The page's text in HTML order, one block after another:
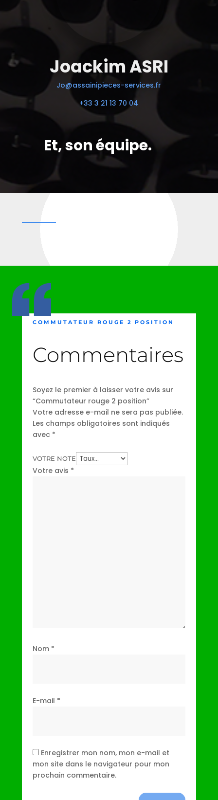
Joackim ASRI
Jo@assainipieces-services.fr
+33 3 21 13 70 04
Et, son équipe.
COMMUTATEUR ROUGE 2 POSITION
Commentaires
Soyez le premier à laisser votre avis sur
“Commutateur rouge 2 position”
Votre adresse e-mail ne sera pas publiée.
Les champs obligatoires sont indiqués
avec *
VOTRE NOTE
Votre avis *
Nom *
E-mail *
Enregistrer mon nom, mon e-mail et
mon site dans le navigateur pour mon
prochain commentaire.